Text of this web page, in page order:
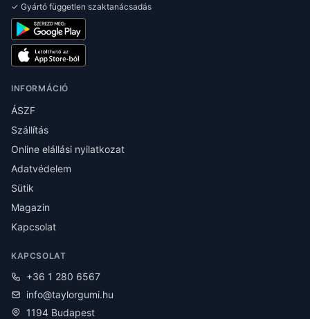
✓ Gyártó független szaktanácsadás
INFORMÁCIÓ
ÁSZF
Szállítás
Online elállási nyilatkozat
Adatvédelem
Sütik
Magazin
Kapcsolat
KAPCSOLAT
+36 1 280 6567
info@taylorgumi.hu
1194 Budapest